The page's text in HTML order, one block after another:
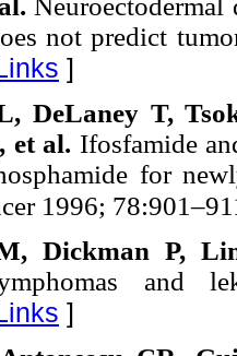
not predict
]
DeLaney T,
et al. Ifosfamide
for
1996;
Dickman P,
and
]